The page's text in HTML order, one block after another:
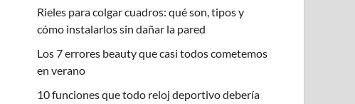
Rieles para colgar cuadros: qué son, tipos y
cómo instalarlos sin dañar la pared
Los 7 errores beauty que casi todos cometemos
en verano
10 funciones que todo reloj deportivo debería